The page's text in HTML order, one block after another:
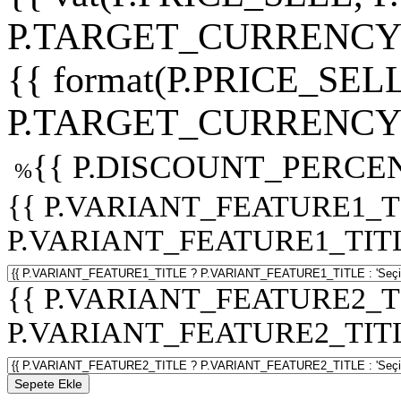
{{
%{{
{{
{{
Sepete Ekle